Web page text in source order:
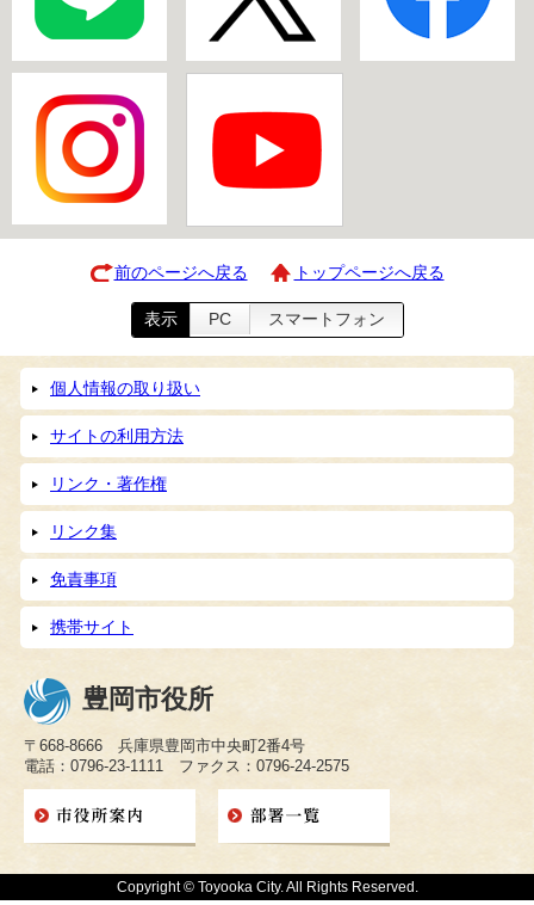
前のページへ戻る トップページへ戻る
表示 PC スマートフォン
個人情報の取り扱い
サイトの利用方法
リンク・著作権
リンク集
免責事項
携帯サイト
豊岡市役所
〒668-8666 兵庫県豊岡市中央町2番4号
電話：0796-23-1111 ファクス：0796-24-2575
Copyright © Toyooka City. All Rights Reserved.